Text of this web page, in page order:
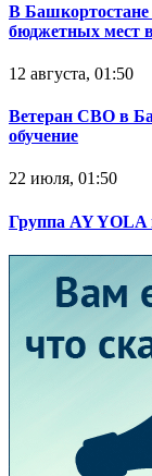
В Башкортостане
бюджетных мест
12 августа, 01:50
Ветеран СВО в
обучение
22 июля, 01:50
Группа AY YOLA